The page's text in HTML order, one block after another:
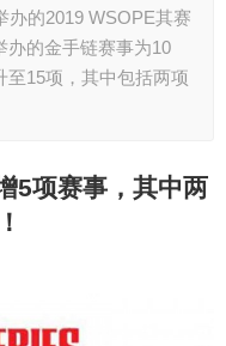
办的2019 WSOPE其赛
办的金手链赛事为10
15项，其中包括两项
5项赛事，其中两